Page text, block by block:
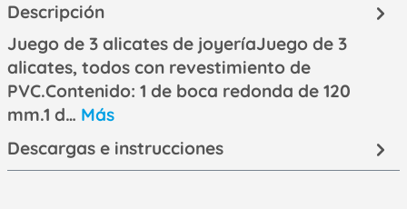
Descripción
Juego de 3 alicates de joyeríaJuego de 3
alicates, todos con revestimiento de
PVC.Contenido: 1 de boca redonda de 120
mm.1 d… Más
Descargas e instrucciones